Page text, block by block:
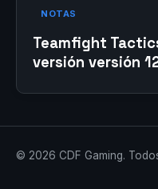
NOTAS
Teamfight
versión versión
© 2026 CDF Gaming.